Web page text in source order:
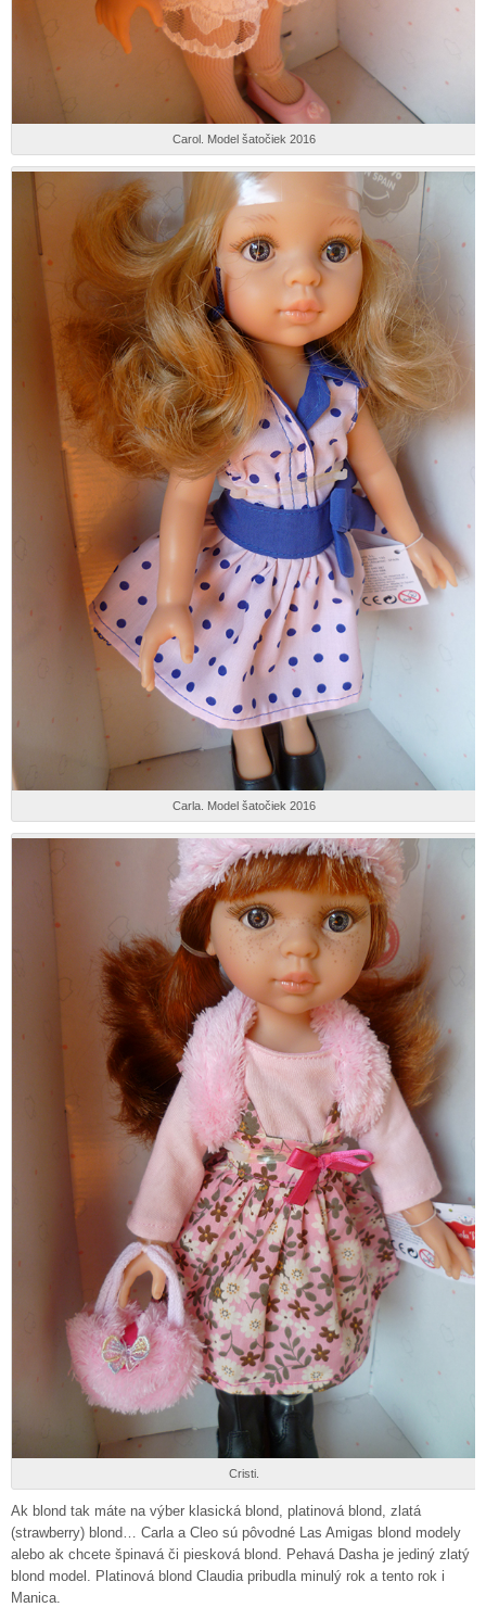
Carol. Model šatočiek 2016
Carla. Model šatočiek 2016
Cristi.
Ak blond tak máte na výber klasická blond, platinová blond, zlatá
(strawberry) blond… Carla a Cleo sú pôvodné Las Amigas blond modely
alebo ak chcete špinavá či piesková blond. Pehavá Dasha je jediný zlatý
blond model. Platinová blond Claudia pribudla minulý rok a tento rok i
Manica.